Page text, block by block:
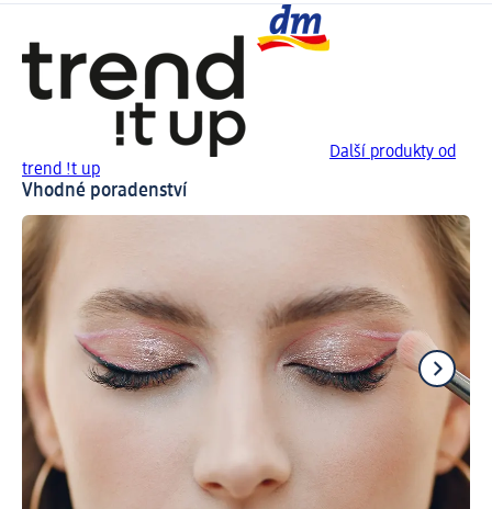
Další produkty od
trend !t up
Vhodné poradenství